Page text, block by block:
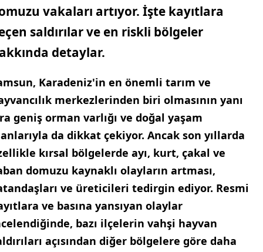
vakaları artıyor. İşte kayıtlara
saldırılar ve en riskli bölgeler
detaylar.
Karadeniz'in en önemli tarım ve
merkezlerinden biri olmasının yanı
geniş orman varlığı ve doğal yaşam
da dikkat çekiyor. Ancak son yıllarda
kırsal bölgelerde ayı, kurt, çakal ve
domuzu kaynaklı olayların artması,
ve üreticileri tedirgin ediyor. Resmi
ve basına yansıyan olaylar
bazı ilçelerin vahşi hayvan
açısından diğer bölgelere göre daha